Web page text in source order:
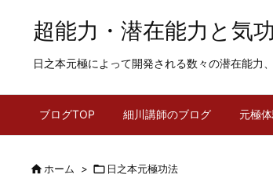
超能力・潜在能力と気
日之本元極によって開発される数々の潜在能力
ブログTOP 細川講師のブログ 元極
ホーム >  日之本元極功法